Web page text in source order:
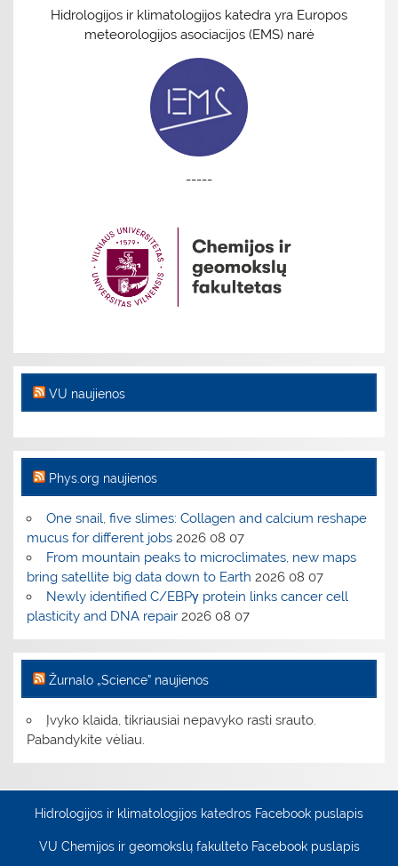
Hidrologijos ir klimatologijos katedra yra Europos
meteorologijos asociacijos (EMS) narė
-----
VU naujienos
Phys.org naujienos
One snail, five slimes: Collagen and calcium reshape
mucus for different jobs 2026 08 07
From mountain peaks to microclimates, new maps
bring satellite big data down to Earth 2026 08 07
Newly identified C/EBPγ protein links cancer cell
plasticity and DNA repair 2026 08 07
Žurnalo „Science” naujienos
Įvyko klaida, tikriausiai nepavyko rasti srauto.
Pabandykite vėliau.
Hidrologijos ir klimatologijos katedros Facebook puslapis
VU Chemijos ir geomokslų fakulteto Facebook puslapis